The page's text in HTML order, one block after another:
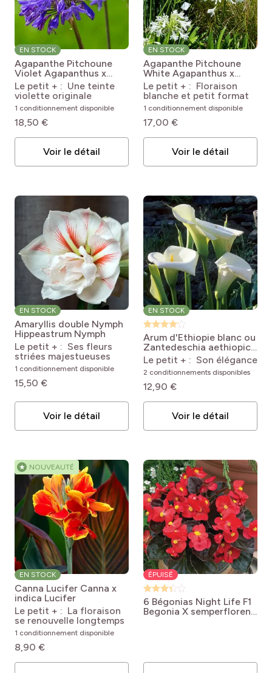
EN STOCK
Agapanthe Pitchoune
Violet Agapanthus x
africanus Pitchoune
Violet
Le petit + : Une teinte
violette originale
1 conditionnement disponible
18,50 €
Voir le détail
EN STOCK
Agapanthe Pitchoune
White Agapanthus x
africanus Pitchoune ®
White 'Tur161'
Le petit + : Floraison
blanche et petit format
1 conditionnement disponible
17,00 €
Voir le détail
EN STOCK
Amaryllis double Nymph
Hippeastrum Nymph
Le petit + : Ses fleurs
striées majestueuses
1 conditionnement disponible
15,50 €
Voir le détail
EN STOCK
Arum d'Ethiopie blanc ou
Zantedeschia aethiopica
Zantedeschia aethiopica
Le petit + : Son élégance
2 conditionnements disponibles
12,90 €
Voir le détail
★ NOUVEAUTÉ
EN STOCK
Canna Lucifer Canna x
indica Lucifer
Le petit + : La floraison
se renouvelle longtemps
1 conditionnement disponible
8,90 €
ÉPUISÉ
6 Bégonias Night Life F1
Begonia X semperflorens